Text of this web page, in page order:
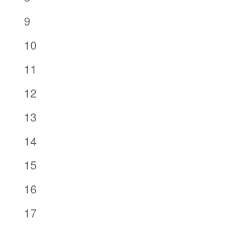
9
10
11
12
13
14
15
16
17